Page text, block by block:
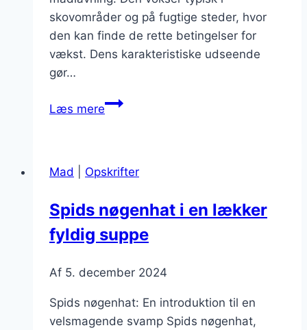
skovområder og på fugtige steder, hvor
den kan finde de rette betingelser for
vækst. Dens karakteristiske udseende
gør…
Læs merePsathyrella
med
Mad Opskrifter
Spids nøgenhat i en lækker
fyldig suppe
Af 5. december 2024
Spids nøgenhat: En introduktion til en
velsmagende svamp Spids nøgenhat,